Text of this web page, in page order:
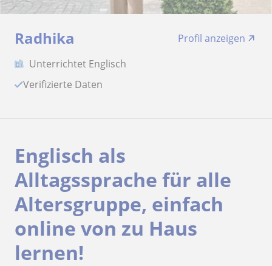
Radhika
Profil anzeigen
Unterrichtet Englisch
Verifizierte Daten
Englisch als
Alltagssprache für alle
Altersgruppe, einfach
online von zu Haus
lernen!